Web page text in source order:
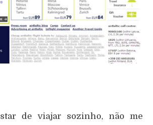
de viajar sozinho, não me